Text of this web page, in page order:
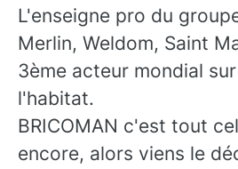
L'enseigne pro du
Merlin, Weldom, Saint
3ème acteur mondial
l'habitat.
BRICOMAN c'est tout
encore, alors viens le